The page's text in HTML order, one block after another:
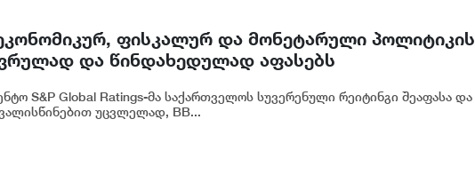
ფისკალურ და მონეტარული პოლიტიკის
და წინდახედულად აფასებს
S&P Global Ratings-მა საქართველოს სუვერენული რეიტინგი შეაფასა და
უცვლელად, BB...